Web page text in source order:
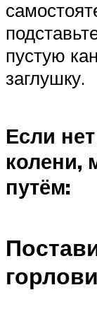
пустую
заглушку.
Если
колени,
путём: